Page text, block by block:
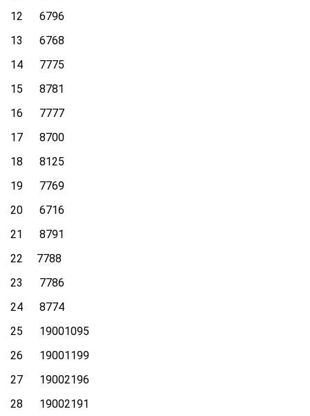
12 6796
13 6768
14 7775
15 8781
16 7777
17 8700
18 8125
19 7769
20 6716
21 8791
22 7788
23 7786
24 8774
25 19001095
26 19001199
27 19002196
28 19002191